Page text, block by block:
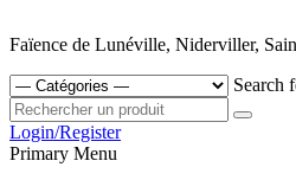
Faïence de Lunéville, Niderviller,
Search
Login/Register
Primary Menu